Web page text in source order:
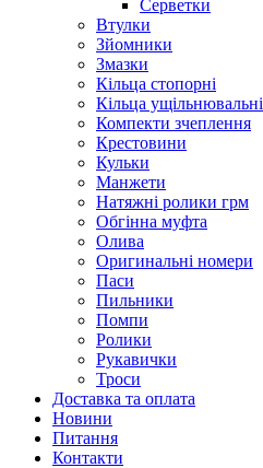
Серветки
Втулки
Зйомники
Змазки
Кільца стопорні
Кільца ущільнювальні
Компекти зчеплення
Крестовини
Кульки
Манжети
Натяжні ролики грм
Обгінна муфта
Олива
Оригинальні номери
Паси
Пильники
Помпи
Ролики
Рукавички
Троси
Доставка та оплата
Новини
Питання
Контакти